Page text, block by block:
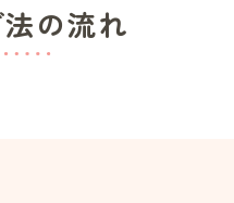
の流れ